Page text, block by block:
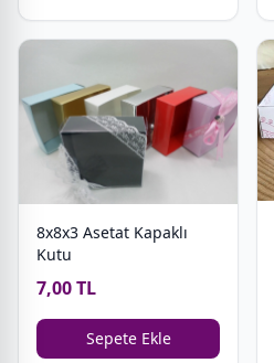
8x8x3 Asetat Kapaklı
Kutu
7,00 TL
Sepete Ekle